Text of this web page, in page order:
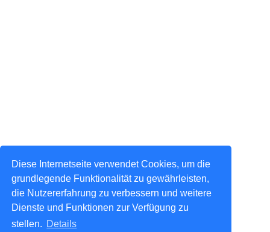
Diese Internetseite verwendet Cookies, um die
grundlegende Funktionalität zu gewährleisten,
die Nutzererfahrung zu verbessern und weitere
Dienste und Funktionen zur Verfügung zu
stellen. Details